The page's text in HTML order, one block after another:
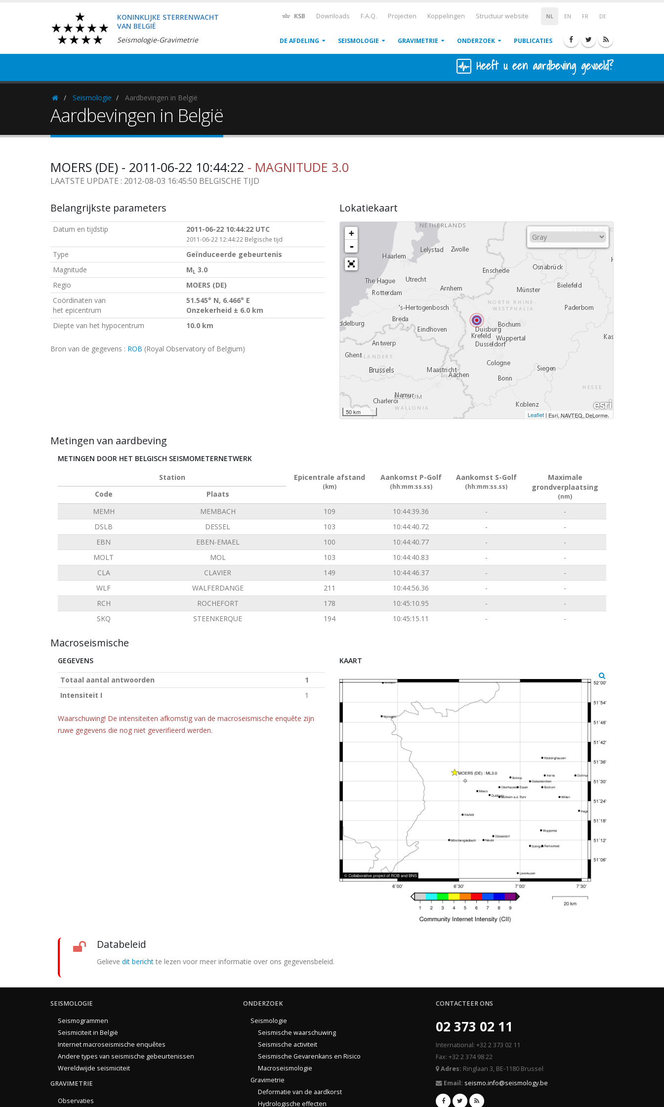
KONINKLIJKE STERRENWACHT
VAN BELGIË
Seismologie-Gravimetrie
NL EN FR DE
KSB Downloads F.A.Q. Projecten Koppelingen Structuur website
DE AFDELING SEISMOLOGIE GRAVIMETRIE ONDERZOEK PUBLICATIES
Heeft u een aardbeving gevoeld?
HomepageSeismologie Aardbevingen in België
Aardbevingen in België
MOERS (DE) - 2011-06-22 10:44:22 - MAGNITUDE 3.0
LAATSTE UPDATE : 2012-08-03 16:45:50 BELGISCHE TIJD
Belangrijkste parameters
Datum en tijdstip 2011-06-22 10:44:22 UTC
2011-06-22 12:44:22 Belgische tijd
Type
Geïnduceerde gebeurtenis
Magnitude
ML 3.0
Regio
MOERS (DE)
Coördinaten van
het epicentrum
51.545° N, 6.466° E
Onzekerheid ± 6.0 km
Diepte van het hypocentrum
10.0 km
Bron van de gegevens : ROB (Royal Observatory of Belgium)
Lokatiekaart
+
-
50 km Leaflet | Esri, NAVTEQ, DeLorme,
Metingen van aardbeving
METINGEN DOOR HET BELGISCH SEISMOMETERNETWERK
Station
Epicentrale afstand
(km)
Aankomst P-Golf
(hh:mm:ss.ss)
Aankomst S-Golf
(hh:mm:ss.ss)
Maximale
grondverplaatsing
(nm)
Code
Plaats
MEMH
MEMBACH 109 10:44:39.36 -
-
DSLB
DESSEL 103 10:44:40.72 -
-
EBN
EBEN-EMAEL 100 10:44:40.77 -
-
MOLT
MOL 103 10:44:40.83 -
-
CLA
CLAVIER 149 10:44:46.37 -
-
WLF
WALFERDANGE 211 10:44:56.36 -
-
RCH
ROCHEFORT 178 10:45:10.95 -
-
SKQ
STEENKERQUE 194 10:45:15.11 - -
Macroseismische
GEGEVENS
Totaal aantal antwoorden
1
Intensiteit I
1
Waarschuwing! De intensiteiten afkomstig van de macroseismische enquête zijn
ruwe gegevens die nog niet geverifieerd werden.
KAART
Databeleid
Gelieve dit bericht te lezen voor meer informatie over ons gegevensbeleid.
SEISMOLOGIE
Seismogrammen
Seismiciteit in België
Internet macroseismische enquêtes
Andere types van seismische gebeurtenissen
Wereldwijde seismiciteit
GRAVIMETRIE
Observaties
ONDERZOEK
Seismologie
Seismische waarschuwing
Seismische activiteit
Seismische Gevarenkans en Risico
Macroseismologie
Gravimetrie
Deformatie van de aardkorst
Hydrologische effecten
CONTACTEER ONS
02 373 02 11
International: +32 2 373 02 11
Fax: +32 2 374 98 22
Adres: Ringlaan 3, BE-1180 Brussel
Email: seismo.info@seismology.be